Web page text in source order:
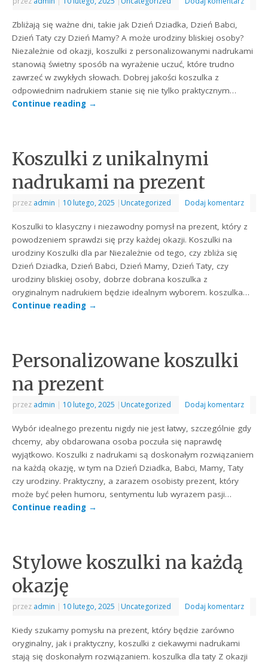
Zbliżają się ważne dni, takie jak Dzień Dziadka, Dzień Babci,
Dzień Taty czy Dzień Mamy? A może urodziny bliskiej osoby?
Niezależnie od okazji, koszulki z personalizowanymi nadrukami
stanowią świetny sposób na wyrażenie uczuć, które trudno
zawrzeć w zwykłych słowach. Dobrej jakości koszulka z
odpowiednim nadrukiem stanie się nie tylko praktycznym…
Continue reading →
Koszulki z unikalnymi
nadrukami na prezent
przez admin | 10 lutego, 2025 | Uncategorized Dodaj komentarz
Koszulki to klasyczny i niezawodny pomysł na prezent, który z
powodzeniem sprawdzi się przy każdej okazji. Koszulki na
urodziny Koszulki dla par Niezależnie od tego, czy zbliża się
Dzień Dziadka, Dzień Babci, Dzień Mamy, Dzień Taty, czy
urodziny bliskiej osoby, dobrze dobrana koszulka z
oryginalnym nadrukiem będzie idealnym wyborem. koszulka…
Continue reading →
Personalizowane koszulki
na prezent
przez admin | 10 lutego, 2025 | Uncategorized Dodaj komentarz
Wybór idealnego prezentu nigdy nie jest łatwy, szczególnie gdy
chcemy, aby obdarowana osoba poczuła się naprawdę
wyjątkowo. Koszulki z nadrukami są doskonałym rozwiązaniem
na każdą okazję, w tym na Dzień Dziadka, Babci, Mamy, Taty
czy urodziny. Praktyczny, a zarazem osobisty prezent, który
może być pełen humoru, sentymentu lub wyrazem pasji…
Continue reading →
Stylowe koszulki na każdą
okazję
przez admin | 10 lutego, 2025 | Uncategorized Dodaj komentarz
Kiedy szukamy pomysłu na prezent, który będzie zarówno
oryginalny, jak i praktyczny, koszulki z ciekawymi nadrukami
stają się doskonałym rozwiązaniem. koszulka dla taty Z okazji